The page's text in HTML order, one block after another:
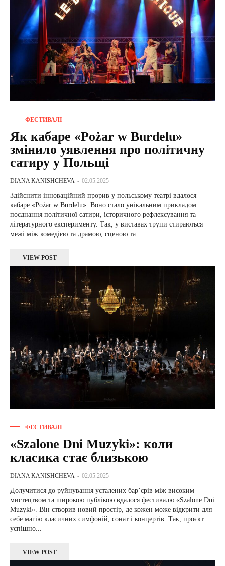
ФЕСТИВАЛІ
Як кабаре «Pożar w Burdelu»
змінило уявлення про політичну
сатиру у Польщі
DIANA KANISHCHEVA - 02.05.2025
Здійснити інноваційний прорив у польському театрі вдалося
кабаре «Pożar w Burdelu». Воно стало унікальним прикладом
поєднання політичної сатири, історичного рефлексування та
літературного експерименту. Так, у виставах трупи стираються
межі між комедією та драмою, сценою та...
VIEW POST
ФЕСТИВАЛІ
«Szalone Dni Muzyki»: коли
класика стає близькою
DIANA KANISHCHEVA - 02.05.2025
Долучитися до руйнування усталених бар’єрів між високим
мистецтвом та широкою публікою вдалося фестивалю «Szalone Dni
Muzyki». Він створив новий простір, де кожен може відкрити для
себе магію класичних симфоній, сонат і концертів. Так, проєкт
успішно...
VIEW POST